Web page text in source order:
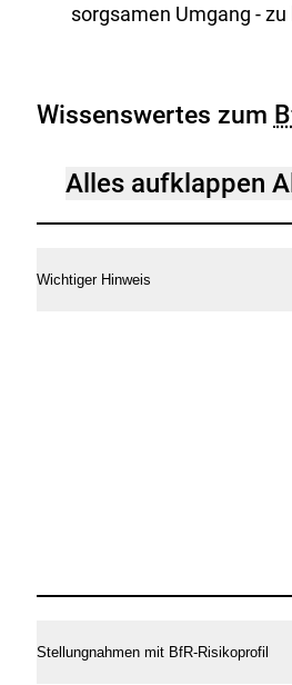
sorgsamen Umgang -
Wissenswertes zum
Alles aufklappen
Wichtiger Hinweis
Stellungnahmen mit BfR-Risikoprofil